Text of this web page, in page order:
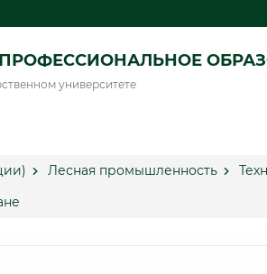
университете
Лесная промышленность